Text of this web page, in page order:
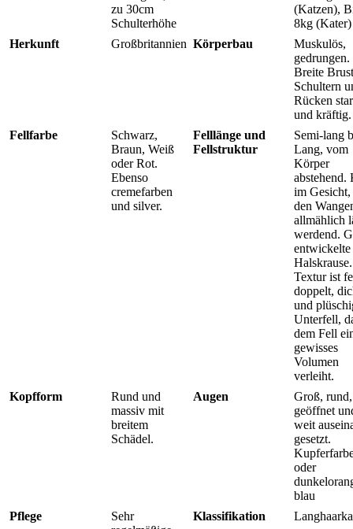
zu 30cm
Schulterhöhe
(Katzen),
8kg (Kater)
Herkunft
Großbritannien Körperbau
Muskulös,
gedrungen.
Breite
Schultern
Rücken
und kräftig.
Fellfarbe
Schwarz,
Braun, Weiß
oder Rot.
Ebenso
cremefarben
und silver.
Felllänge und
Fellstruktur
Semi-lang
Lang, vom
Körper
abstehend.
im Gesicht,
den
allmählich
werdend.
entwickelte
Textur ist
doppelt,
und
Unterfell,
dem Fell
gewisses
Volumen
verleiht.
Kopfform
Rund und
massiv mit
breitem
Schädel.
Augen
Groß,
geöffnet
weit
gesetzt.
oder
blau
Pflege
Sehr
Klassifikation